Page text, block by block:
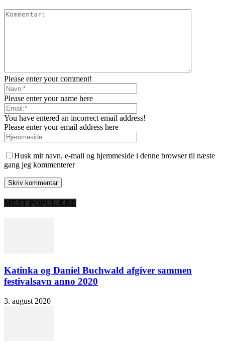
Please enter your comment!
Please enter your name here
You have entered an incorrect email address!
Please enter your email address here
Husk mit navn, e-mail og hjemmeside i denne browser til næste
gang jeg kommenterer
MEST POPULÆRE
Katinka og Daniel Buchwald afgiver sammen
festivalsavn anno 2020
3. august 2020